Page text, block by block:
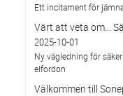
Ett incitament för
Värt att veta om…
2025-10-01
Ny vägledning för
elfordon
Välkommen till